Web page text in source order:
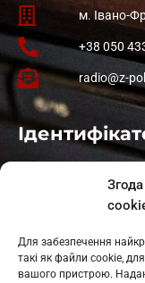
Для забезпечення
такі як файли cookie,
вашого пристрою.
м. Івано-
+38 050
radio@z-
: L11-01410
: L11-01801
Косів: L11-01805
Гарасимів: L11-02274